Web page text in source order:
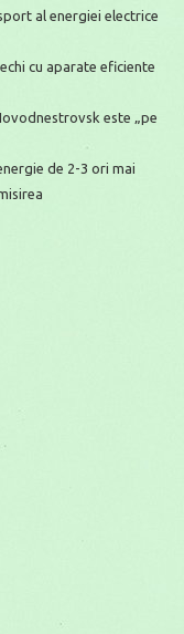
al energiei electrice
cu aparate eficiente
este „pe
de 2-3 ori mai